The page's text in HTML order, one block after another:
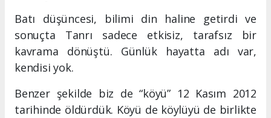
Batı düşüncesi, bilimi din haline getirdi ve
sonuçta Tanrı sadece etkisiz, tarafsız bir
kavrama dönüştü. Günlük hayatta adı var,
kendisi yok.
Benzer şekilde biz de “köyü” 12 Kasım 2012
tarihinde öldürdük. Köyü de köylüyü de birlikte